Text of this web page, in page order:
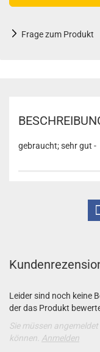
Frage zum Produkt
gebraucht; sehr gut -
Leider sind noch keine
der das Produkt
Sie müssen
können. Anmelden